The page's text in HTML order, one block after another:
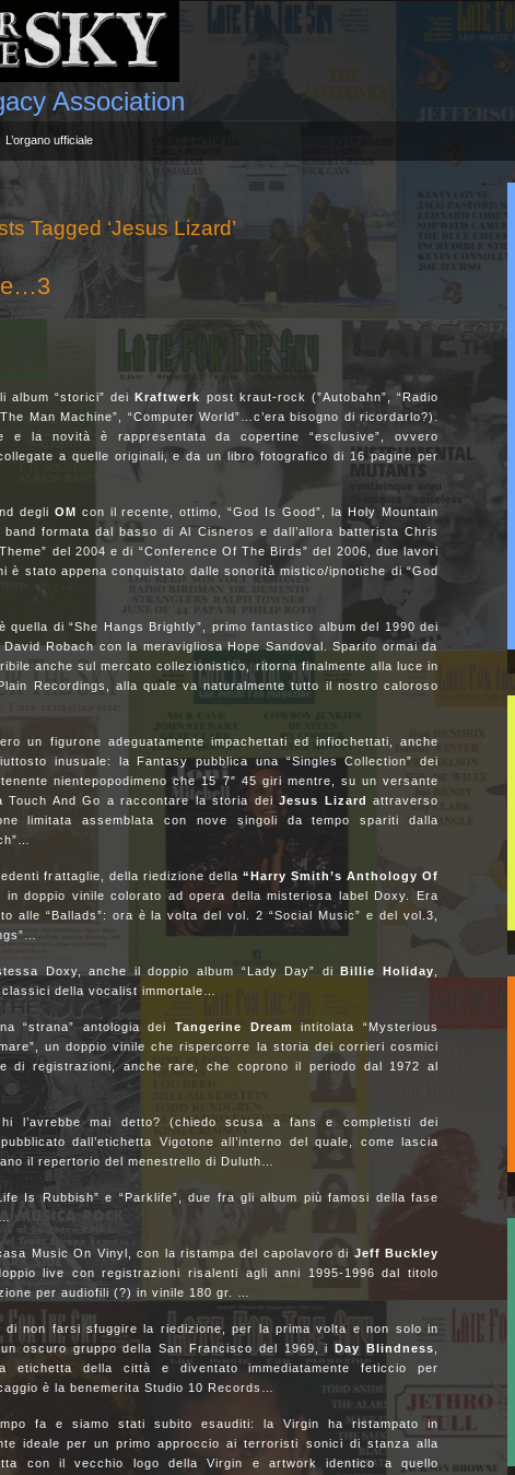
Association
L’organo ufficiale
Tagged ‘Jesus Lizard’
album “storici” deiKraftwerk post kraut-rock (”Autobahn”, “Radio
Man Machine”, “Computer World”…c’era bisogno di ricordarlo?).
e la novità è rappresentata da copertine “esclusive”, ovvero
a quelle originali, e da un libro fotografico di 16 pagine per
degli OM con il recente, ottimo, “God Is Good”, la Holy Mountain
formata dal basso di Al Cisneros e dall’allora batterista Chris
del 2004 e di “Conference Of The Birds” del 2006, due lavori
è stato appena conquistato dalle sonorità mistico/ipnotiche di “God
quella di “She Hangs Brightly”, primo fantastico album del 1990 dei
Robach con la meravigliosa Hope Sandoval. Sparito ormai da
anche sul mercato collezionistico, ritorna finalmente alla luce in
Recordings, alla quale va naturalmente tutto il nostro caloroso
un figurone adeguatamente impachettati ed infiochettati, anche
inusuale: la Fantasy pubblica una “Singles Collection” dei
nientepopodimeno che 15 7″ 45 giri mentre, su un versante
Touch And Go a raccontare la storia dei Jesus Lizard attraverso
limitata assemblata con nove singoli da tempo spariti dalla
frattaglie, della riedizione della “Harry Smith’s Anthology Of
in doppio vinile colorato ad opera della misteriosa label Doxy. Era
alle “Ballads”: ora è la volta del vol. 2 “Social Music” e del vol.3,
Doxy, anche il doppio album “Lady Day” diBillie Holiday
della vocalist immortale…
“strana” antologia dei Tangerine Dream intitolata “Mysterious
un doppio vinile che rispercorre la storia dei corrieri cosmici
di registrazioni, anche rare, che coprono il periodo dal 1972 al
l’avrebbe mai detto? (chiedo scusa a fans e completisti dei
dall’etichetta Vigotone all’interno del quale, come lascia
il repertorio del menestrello di Duluth…
Is Rubbish” e “Parklife”, due fra gli album più famosi della fase
Music On Vinyl, con la ristampa del capolavoro di Jeff Buckley
live con registrazioni risalenti agli anni 1995-1996 dal titolo
per audiofili (?) in vinile 180 gr. …
di non farsi sfuggire la riedizione, per la prima volta e non solo in
un oscuro gruppo della San Francisco del 1969, iDay Blindness
etichetta della città e diventato immediatamente feticcio per
è la benemerita Studio 10 Records…
fa e siamo stati subito esauditi: la Virgin ha ristampato in
ideale per un primo approccio ai terroristi sonici di stanza alla
con il vecchio logo della Virgin e artwork identico a quello